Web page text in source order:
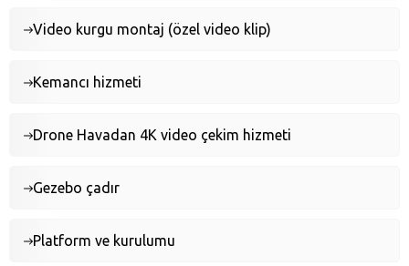
Video kurgu montaj (özel video klip)
Kemancı hizmeti
Drone Havadan 4K video çekim hizmeti
Gezebo çadır
Platform ve kurulumu